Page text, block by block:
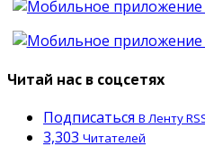
Читай нас в соцсетях
Подписаться В Ленту
3,303 Читателей